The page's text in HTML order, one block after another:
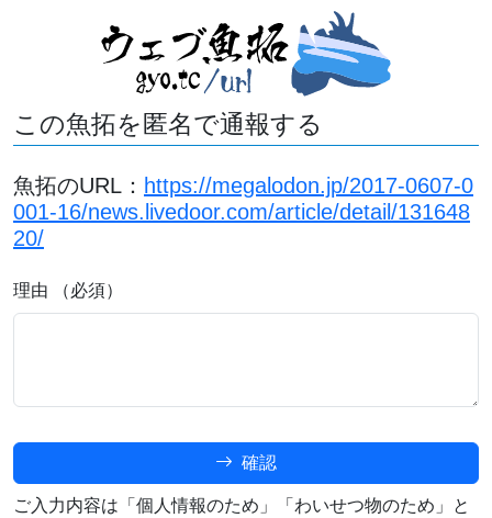
この魚拓を匿名で通報する
魚拓のURL： https://megalodon.jp/2017-0607-0
001-16/news.livedoor.com/article/detail/131648
20/
理由 （必須）
確認
ご入力内容は「個人情報のため」「わいせつ物のため」と